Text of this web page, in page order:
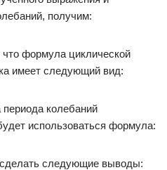
получим:
формула циклической
имеет следующий вид:
колебаний
использоваться формула:
следующие выводы: